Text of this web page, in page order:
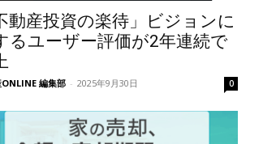
動産投資の楽待」ビジョンに
るユーザー評価が2年連続で
編集部 - 2025年9月30日 0